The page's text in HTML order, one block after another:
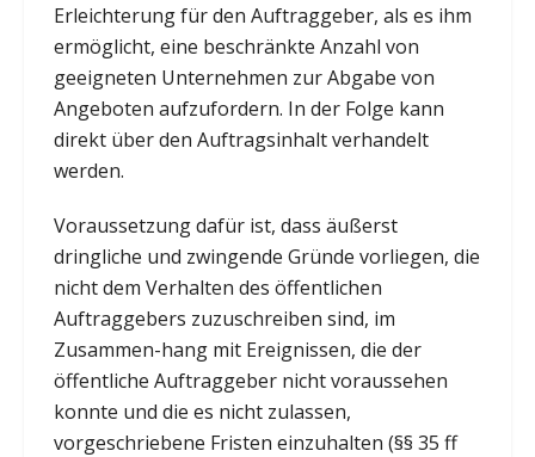
Erleichterung für den Auftraggeber, als es ihm
ermöglicht, eine beschränkte Anzahl von
geeigneten Unternehmen zur Abgabe von
Angeboten aufzufordern. In der Folge kann
direkt über den Auftragsinhalt verhandelt
werden.
Voraussetzung dafür ist, dass äußerst
dringliche und zwingende Gründe vorliegen, die
nicht dem Verhalten des öffentlichen
Auftraggebers zuzuschreiben sind, im
Zusammen-hang mit Ereignissen, die der
öffentliche Auftraggeber nicht voraussehen
konnte und die es nicht zulassen,
vorgeschriebene Fristen einzuhalten (§§ 35 ff